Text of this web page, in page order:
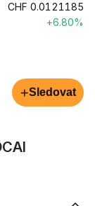
CHF 0.0121185
+6.80%
+Sledovat